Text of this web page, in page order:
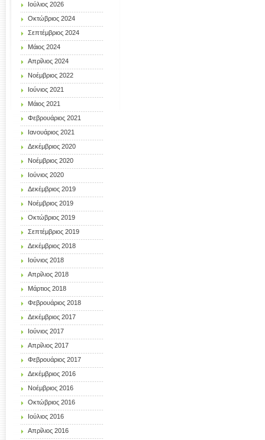
Ιούλιος 2026
Οκτώβριος 2024
Σεπτέμβριος 2024
Μάιος 2024
Απρίλιος 2024
Νοέμβριος 2022
Ιούνιος 2021
Μάιος 2021
Φεβρουάριος 2021
Ιανουάριος 2021
Δεκέμβριος 2020
Νοέμβριος 2020
Ιούνιος 2020
Δεκέμβριος 2019
Νοέμβριος 2019
Οκτώβριος 2019
Σεπτέμβριος 2019
Δεκέμβριος 2018
Ιούνιος 2018
Απρίλιος 2018
Μάρτιος 2018
Φεβρουάριος 2018
Δεκέμβριος 2017
Ιούνιος 2017
Απρίλιος 2017
Φεβρουάριος 2017
Δεκέμβριος 2016
Νοέμβριος 2016
Οκτώβριος 2016
Ιούλιος 2016
Απρίλιος 2016